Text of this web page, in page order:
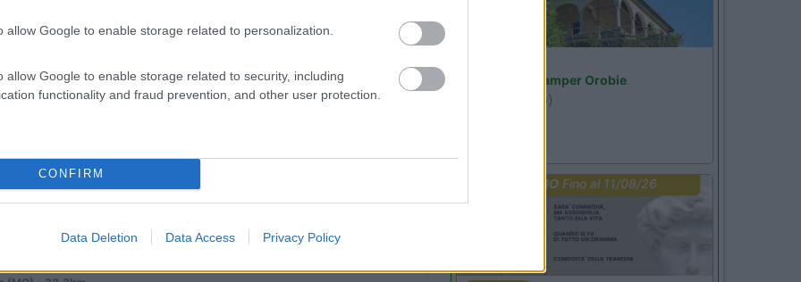
allow Google to enable storage related to personalization.
allow Google to enable storage related to security, including
functionality and fraud prevention, and other user protection.
CONFIRM
Data Deletion Data Access Privacy Policy
Area Sosta Camper Orobie
(BG)
PROMO Fino al 11/08/26